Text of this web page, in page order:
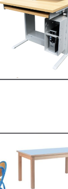
multimédia
SCOLAIRE
de
cantine
SCOLAIRE